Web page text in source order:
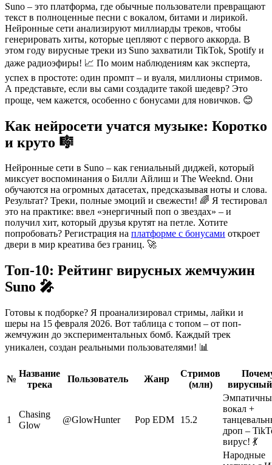
Suno – это платформа, где обычные пользователи превращают
текст в полноценные песни с вокалом, битами и лирикой.
Нейронные сети анализируют миллиарды треков, чтобы
генерировать хиты, которые цепляют с первого аккорда. В
этом году вирусные треки из Suno захватили TikTok, Spotify и
даже радиоэфиры! 📈 По моим наблюдениям как эксперта,
успех в простоте: один промпт – и вуаля, миллионы стримов.
А представьте, если вы сами создадите такой шедевр? Это
проще, чем кажется, особенно с бонусами для новичков. 😊
Как нейросети учатся музыке: Коротко
и круто 🎼
Нейронные сети в Suno – как гениальный диджей, который
миксует воспоминания о Билли Айлиш и The Weeknd. Они
обучаются на огромных датасетах, предсказывая ноты и слова.
Результат? Треки, полные эмоций и свежести! 🌈 Я тестировал
это на практике: ввел «энергичный поп о звездах» – и
получил хит, который друзья крутят на петле. Хотите
попробовать? Регистрация на платформе с бонусами откроет
двери в мир креатива без границ. 🚀
Топ-10: Рейтинг вирусных жемчужин
Suno 🎤
Готовы к подборке? Я проанализировал стримы, лайки и
шеры на 15 февраля 2026. Вот таблица с топом – от поп-
жемчужин до экспериментальных бомб. Каждый трек
уникален, создан реальными пользователями! 📊
№
Название
трека
Пользователь Жанр
Стримов
(млн)
1
Chasing
Glow
@GlowHunter Pop EDM 15.2
вокал +
дроп –
вирус! 💃
Народные